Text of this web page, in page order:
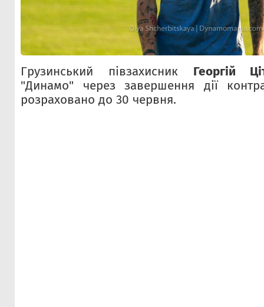
Грузинський півзахисник Георгій
"Динамо" через завершення дії
розраховано до 30 червня.